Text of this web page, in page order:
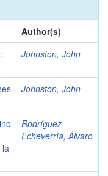
Author(s)
Johnston, John
Johnston, John
la
Rodríguez
Echeverría, Álvaro